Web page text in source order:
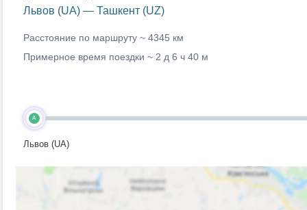
Львов (UA) — Ташкент (UZ)
Расстояние по маршруту ~ 4345 км
Примерное время поездки ~ 2 д 6 ч 40 м
A
Львов (UA)